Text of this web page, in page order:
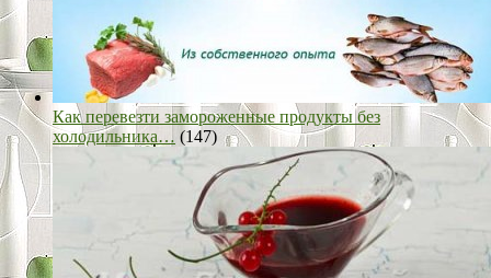
Как перевезти замороженные продукты без
холодильника… (147)